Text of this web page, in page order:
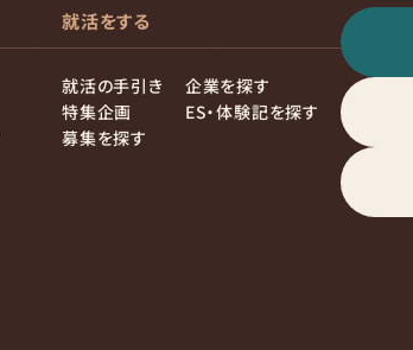
就活をする
就活の手引き
特集企画
募集を探す
企業を探す
ES・体験記を探す